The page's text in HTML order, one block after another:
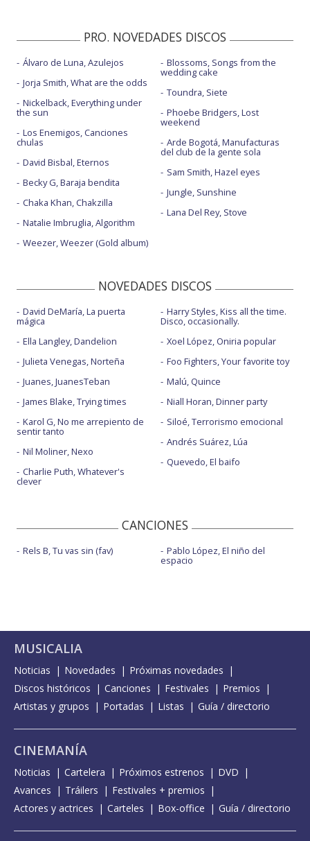
PRO. NOVEDADES DISCOS
Álvaro de Luna, Azulejos
Jorja Smith, What are the odds
Nickelback, Everything under
the sun
Los Enemigos, Canciones
chulas
David Bisbal, Eternos
Becky G, Baraja bendita
Chaka Khan, Chakzilla
Natalie Imbruglia, Algorithm
Weezer, Weezer (Gold album)
Blossoms, Songs from the
wedding cake
Toundra, Siete
Phoebe Bridgers, Lost
weekend
Arde Bogotá, Manufacturas
del club de la gente sola
Sam Smith, Hazel eyes
Jungle, Sunshine
Lana Del Rey, Stove
NOVEDADES DISCOS
David DeMaría, La puerta
mágica
Ella Langley, Dandelion
Julieta Venegas, Norteña
Juanes, JuanesTeban
James Blake, Trying times
Karol G, No me arrepiento de
sentir tanto
Nil Moliner, Nexo
Charlie Puth, Whatever's
clever
Harry Styles, Kiss all the time.
Disco, occasionally.
Xoel López, Oniria popular
Foo Fighters, Your favorite toy
Malú, Quince
Niall Horan, Dinner party
Siloé, Terrorismo emocional
Andrés Suárez, Lúa
Quevedo, El baifo
CANCIONES
Rels B, Tu vas sin (fav) Pablo López, El niño del
espacio
MUSICALIA
Noticias Novedades
Próximas novedades
Discos históricos
Canciones Festivales
Premios
Artistas y grupos
Portadas Listas Guía / directorio
CINEMANÍA
Noticias Cartelera Próximos estrenos
DVD
Avances
Tráilers
Festivales + premios
Actores y actrices
Carteles Box-office Guía / directorio